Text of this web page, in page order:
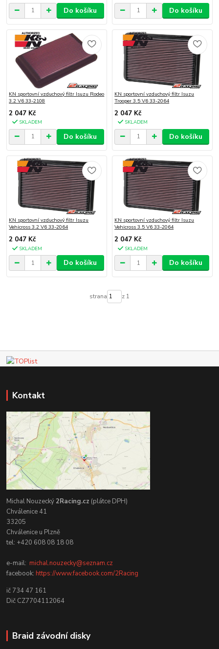
Do košíku Do košíku
KN sportovní vzduchový filtr Isuzu Rodeo
3.2 V6 33-2108
2 047 Kč
SKLADEM
Do košíku
KN sportovní vzduchový filtr Isuzu
Trooper 3.5 V6 33-2064
2 047 Kč
SKLADEM
Do košíku
KN sportovní vzduchový filtr Isuzu
Vehicross 3.2 V6 33-2064
2 047 Kč
SKLADEM
Do košíku
KN sportovní vzduchový filtr Isuzu
Vehicross 3.5 V6 33-2064
2 047 Kč
SKLADEM
Do košíku
strana z 1
Kontakt
Michal Nouzecký2Racing.cz (plátce DPH)
Chválenice 41
33205
Chválenice u Plzně
tel: +420 608 08 18 08
e-mail:michal.nouzecky@seznam.cz
facebook:https://www.facebook.com/2Racing
ič 734 47 161
Dič CZ7704112064
Braid závodní disky